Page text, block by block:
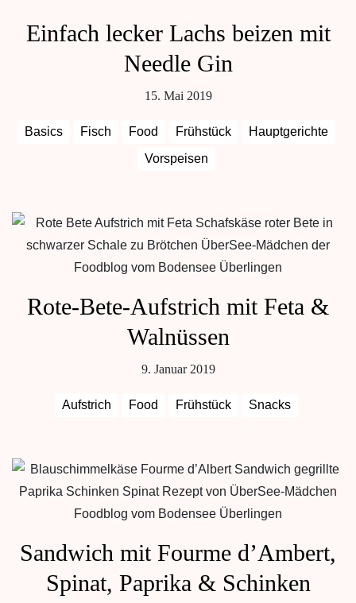
Einfach lecker Lachs beizen mit
Needle Gin
15. Mai 2019
Basics Fisch Food Frühstück
Hauptgerichte
Vorspeisen
Rote-Bete-Aufstrich mit Feta &
Walnüssen
9. Januar 2019
Aufstrich Food Frühstück Snacks
Sandwich mit Fourme d’Ambert,
Spinat, Paprika & Schinken